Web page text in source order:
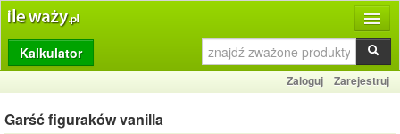
Produkty
Dziennik
Przelicznik
Kalkulator
Zaloguj Zarejestruj
Garść figuraków vanilla